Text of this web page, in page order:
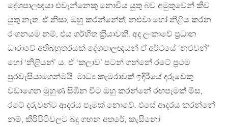
දේශපාලඥයා එවැන්නෙකු නොවිය යුතු බව අමුතුවෙන් කිව
යුතු නැත. ඒ නිසා, ඔහු කරන්නේත්, නළුවා හෝ නිළිය කරන
රංගනයම නම්, එය ගර්හිත ක‍්‍රියාවකි. අද ලංකාවේ ප‍්‍රධාන
ධාරාවේ අතිබහුතරයක් දේශපාලඥයන් ඒ අර්ථයේ ‘නළුවන්’
හෝ ‘නිළියන්’ ය. ඒ ‘කලාව’ පටන් ගන්නේ රටේ ප‍්‍රථම
පුරවැසියාගෙන්මයි. මාධ්‍ය කැමරාවක් ඉදිරියේ දරුවෙකු
වඩාගෙන මුහුණ සිඹින විට ඔහු කරන්නේ රඟපෑමක් මිස,
රටේ දරුවන්ට ආදරය පෑමක් නොවේ. එසේ ආදරය කරන්නේ
නම්, කිරිපිටිවලට බදු ගහන අතරේ, කැසිනෝ